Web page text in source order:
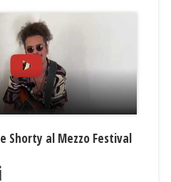
Shorty al Mezzo Festival